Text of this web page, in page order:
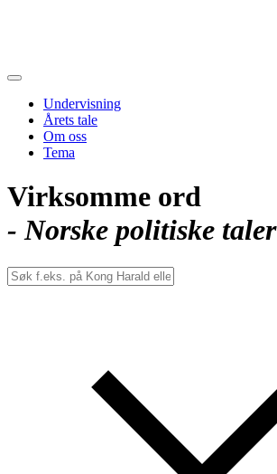
Undervisning
Årets tale
Om oss
Tema
Virksomme ord
- Norske politiske taler